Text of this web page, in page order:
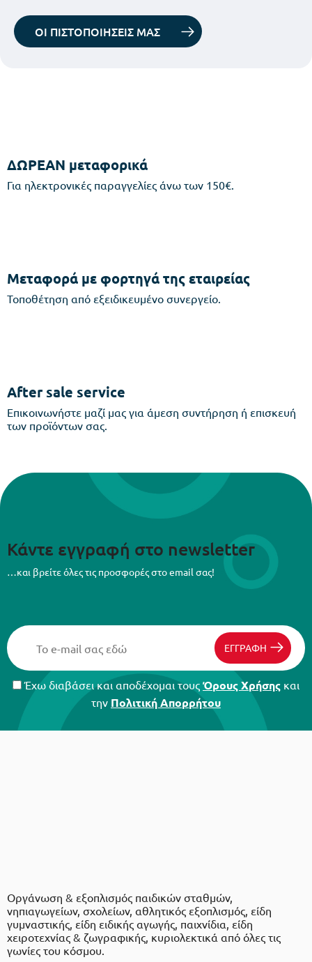
ΟΙ ΠΙΣΤΟΠΟΙΗΣΕΙΣ ΜΑΣ
ΔΩΡΕΑΝ μεταφορικά
Για ηλεκτρονικές παραγγελίες άνω των 150€.
Μεταφορά με φορτηγά της εταιρείας
Τοποθέτηση από εξειδικευμένο συνεργείο.
After sale service
Επικοινωνήστε μαζί μας για άμεση συντήρηση ή επισκευή
των προϊόντων σας.
Κάντε εγγραφή στο newsletter
…και βρείτε όλες τις προσφορές στο email σας!
ΕΓΓΡΑΦΗ
Έχω διαβάσει και αποδέχομαι τους Όρους Χρήσης και
την Πολιτική Απορρήτου
Οργάνωση & εξοπλισμός παιδικών σταθμών,
νηπιαγωγείων, σχολείων, αθλητικός εξοπλισμός, είδη
γυμναστικής, είδη ειδικής αγωγής, παιχνίδια, είδη
χειροτεχνίας & ζωγραφικής, κυριολεκτικά από όλες τις
γωνίες του κόσμου.